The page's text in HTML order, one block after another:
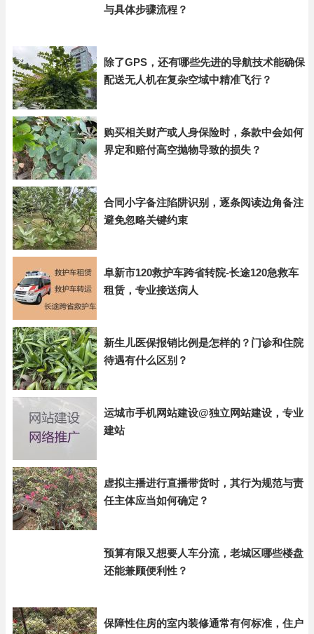
与具体步骤流程？
除了GPS，还有哪些先进的导航技术能确保
配送无人机在复杂空域中精准飞行？
购买相关财产或人身保险时，条款中会如何
界定和赔付高空抛物导致的损失？
合同小字备注陷阱识别，逐条阅读边角备注
避免忽略关键约束
阜新市120救护车跨省转院-长途120急救车
租赁，专业接送病人
新生儿医保报销比例是怎样的？门诊和住院
待遇有什么区别？
运城市手机网站建设@独立网站建设，专业
建站
虚拟主播进行直播带货时，其行为规范与责
任主体应当如何确定？
预算有限又想要人车分流，老城区哪些楼盘
还能兼顾便利性？
保障性住房的室内装修通常有何标准，住户